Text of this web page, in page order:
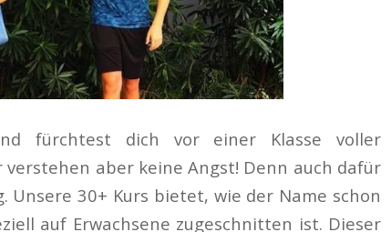
fürchtest dich vor einer Klasse voller
aber keine Angst! Denn auch dafür
Unsere 30+ Kurs bietet, wie der Name schon
auf Erwachsene zugeschnitten ist. Dieser